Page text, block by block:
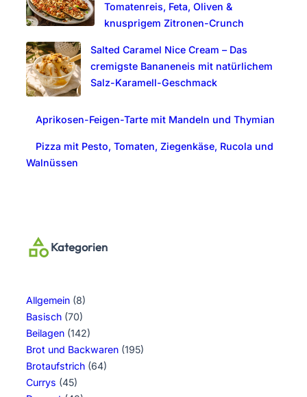
Tomatenreis, Feta, Oliven &
knusprigem Zitronen-Crunch
Salted Caramel Nice Cream – Das
cremigste Bananeneis mit natürlichem
Salz-Karamell-Geschmack
Aprikosen-Feigen-Tarte mit Mandeln und Thymian
Pizza mit Pesto, Tomaten, Ziegenkäse, Rucola und
Walnüssen
Kategorien
Allgemein (8)
Basisch (70)
Beilagen (142)
Brot und Backwaren (195)
Brotaufstrich (64)
Currys (45)